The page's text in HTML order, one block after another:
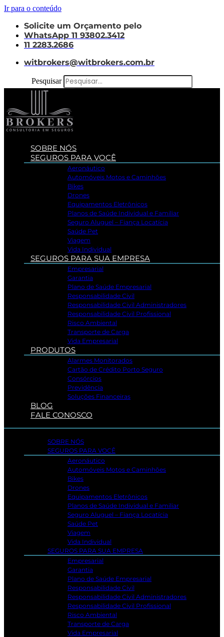
Ir para o conteúdo
Solicite um Orçamento pelo
WhatsApp 11 93802.3412
11 2283.2686
witbrokers@witbrokers.com.br
Pesquisar
SOBRE NÓS
SEGUROS PARA VOCÊ
Aeronáutico
Automóveis Motos e Caminhões
Bikes
Drones
Equipamentos Eletrônicos
Planos de Saúde Individual e Familiar
Seguro Aluguel – Fiança Locatícia
Saúde Pet
Viagem
Vida Individual
SEGUROS PARA SUA EMPRESA
Empresarial
Garantia
Plano de Saúde Empresarial
Responsabilidade Civil
Responsabilidade Civil Administradores
Responsabilidade Civil Profissional
Risco Ambiental
Transporte de Carga
Vida Empresarial
PRODUTOS
Alarmes Monitorados
Cartão de Crédito Porto Seguro
Consórcios
Previdência
Soluções Financeiras
BLOG
FALE CONOSCO
SOBRE NÓS
SEGUROS PARA VOCÊ
Aeronáutico
Automóveis Motos e Caminhões
Bikes
Drones
Equipamentos Eletrônicos
Planos de Saúde Individual e Familiar
Seguro Aluguel – Fiança Locatícia
Saúde Pet
Viagem
Vida Individual
SEGUROS PARA SUA EMPRESA
Empresarial
Garantia
Plano de Saúde Empresarial
Responsabilidade Civil
Responsabilidade Civil Administradores
Responsabilidade Civil Profissional
Risco Ambiental
Transporte de Carga
Vida Empresarial